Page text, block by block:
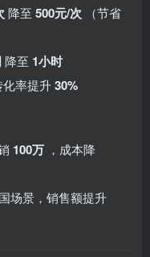
降至 500元/次 （节省
降至 1小时
化率提升30%
100万 ，成本降
场景，销售额提升